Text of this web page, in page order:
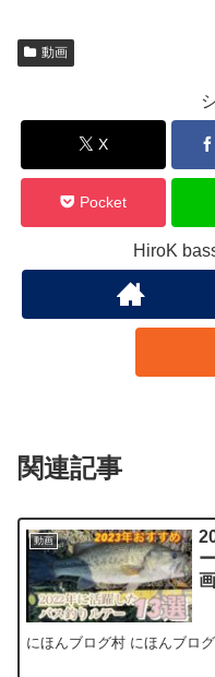
動画
X
Pocket
HiroK
関連記事
動画
にほんブログ村 にほんブロ